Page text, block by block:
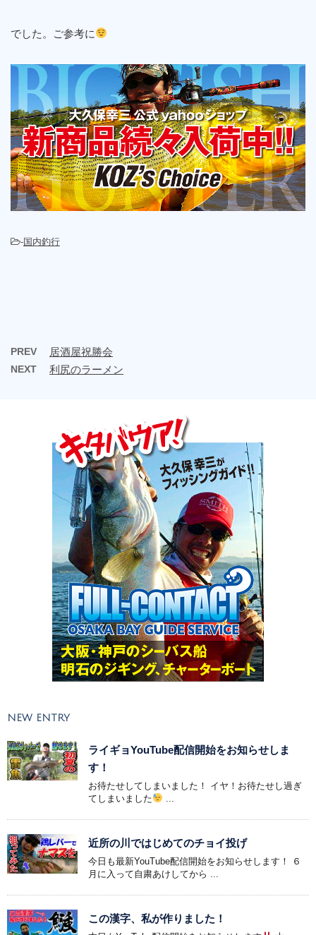
でした。ご参考に
-国内釣行
PREV 居酒屋祝勝会
NEXT 利尻のラーメン
NEW ENTRY
ライギョYouTube配信開始をお知らせしま
す！
お待たせしてしまいました！ イヤ！お待たせし過ぎ
てしまいました
近所の川ではじめてのチョイ投げ
今日も最新YouTube配信開始をお知らせします！ ６
月に入って自粛あけしてから ...
この漢字、私が作りました！